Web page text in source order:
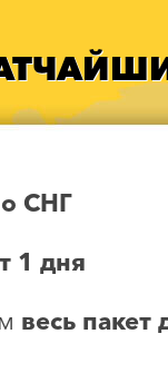
СНГ
1 дня
весь пакет